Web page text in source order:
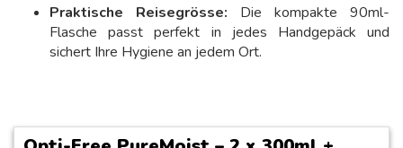
Praktische Reisegrösse: Die kompakte 90ml-
Flasche passt perfekt in jedes Handgepäck und
sichert Ihre Hygiene an jedem Ort.